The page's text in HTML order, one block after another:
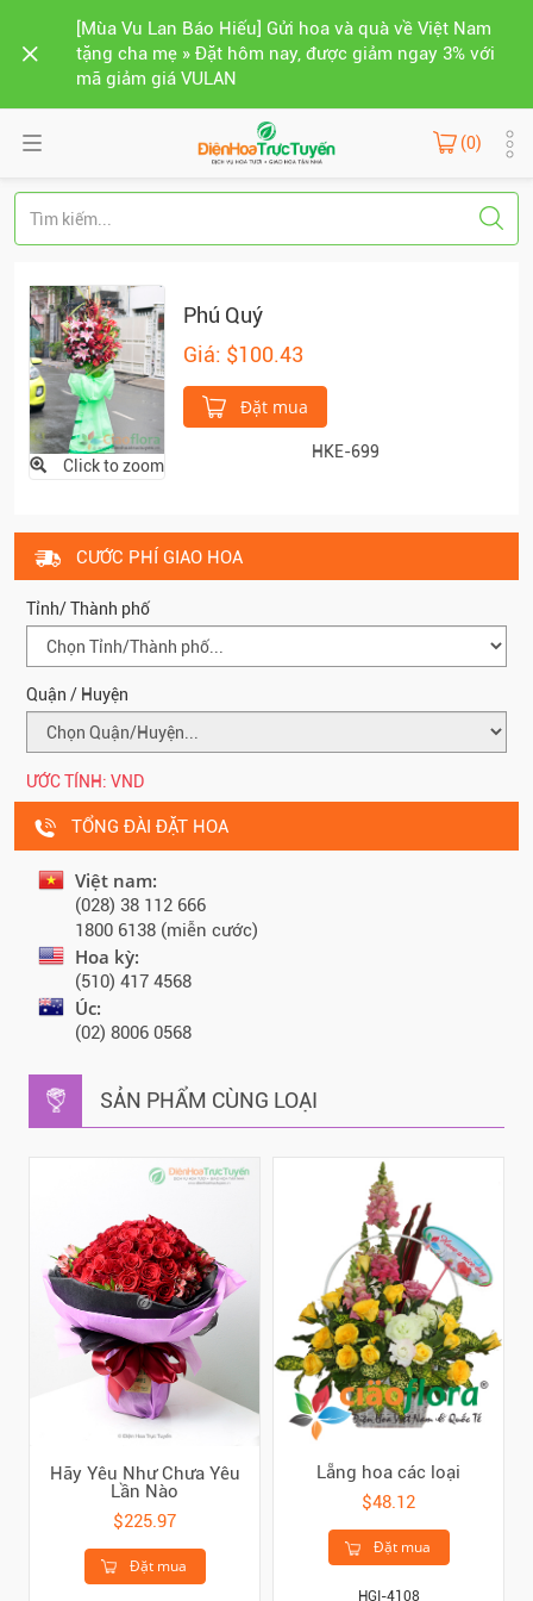
[Mùa Vu Lan Báo Hiếu] Gửi hoa và quà về Việt Nam
tặng cha mẹ » Đặt hôm nay, được giảm ngay 3% với
mã giảm giá VULAN
(0)
Click to zoom
Phú Quý
Giá: $100.43
Đặt mua
HKE-699
CƯỚC PHÍ GIAO HOA
Tỉnh/ Thành phố
Quận / Huyện
ƯỚC TÍNH: VND
TỔNG ĐÀI ĐẶT HOA
Việt nam:
(028) 38 112 666
1800 6138 (miễn cước)
Hoa kỳ:
(510) 417 4568
Úc:
(02) 8006 0568
SẢN PHẨM CÙNG LOẠI
Hãy Yêu Như Chưa Yêu
Lần Nào
$225.97
Đặt mua
Lẵng hoa các loại
$48.12
Đặt mua
HGI-4108